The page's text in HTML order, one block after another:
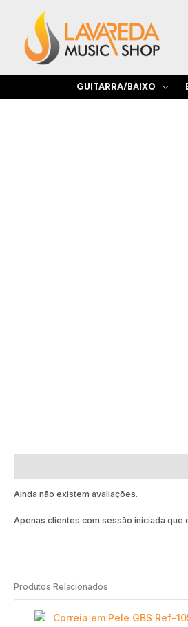
content
GUITARRA/BAIXO
Ainda não existem avaliações.
Apenas clientes com sessão iniciada
Produtos Relacionados